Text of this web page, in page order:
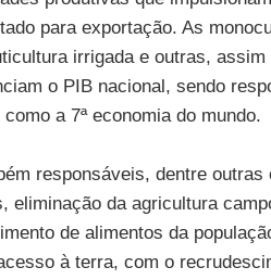
para exportação. As
irrigada e outras,
o PIB nacional, sendo
a 7ª economia do mundo.
responsáveis, dentre
eliminação da agricultura
de alimentos da
à terra, com o